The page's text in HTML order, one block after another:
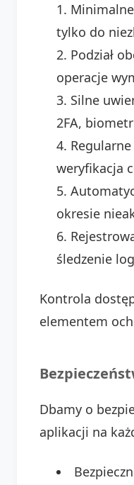
tylko do
Podział
operacje
Silne
2FA,
weryfikacja
okresie
śledzenie
Kontrola
elementem
Dbamy o
aplikacji na